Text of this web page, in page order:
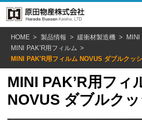
HOME 製品情報 緩衝材製造機
MINI
MINI PAK’R用フィルム
MINI PAK’R用フィルム NOVUS ダブルクッ
MINI PAK’R用フィ
NOVUS ダブルク